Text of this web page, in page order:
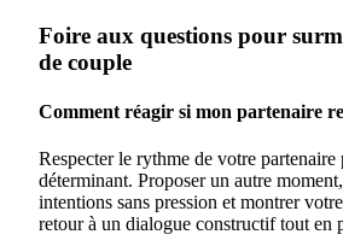
Foire aux questions pour
de couple
Comment réagir si mon partenaire
Respecter le rythme de votre partenaire
déterminant. Proposer un autre
intentions sans pression et montrer
retour à un dialogue constructif tout en